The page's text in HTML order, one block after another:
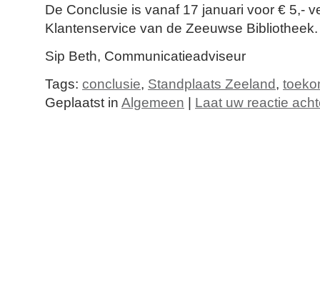
De Conclusie is vanaf 17 januari voor € 5,-
Klantenservice van de Zeeuwse Bibliotheek.
Sip Beth, Communicatieadviseur
Tags: conclusie, Standplaats Zeeland,
Geplaatst in Algemeen Laat uw reactie